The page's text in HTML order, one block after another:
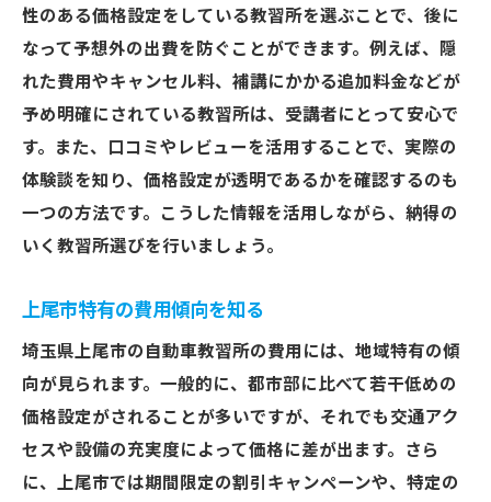
教習の質が違う！上尾市でおすすめの自動車教
習所とは
実績ある教習所の特徴
卒業生の満足度が高い理由
最新設備を備えた施設を選ぶ
パーソナライズドな指導が魅力
安心のサポートとお得な費用を提供する上尾市
の教習所特集
充実したサポート体制の重要性
不安を解消するためのカウンセリング
オンラインサポートの活用
契約前の相談サービスを利用
性のある価格設定をしている教習所を選ぶことで、後に
なって予想外の出費を防ぐことができます。例えば、隠
れた費用やキャンセル料、補講にかかる追加料金などが
予め明確にされている教習所は、受講者にとって安心で
す。また、口コミやレビューを活用することで、実際の
体験談を知り、価格設定が透明であるかを確認するのも
一つの方法です。こうした情報を活用しながら、納得の
いく教習所選びを行いましょう。
上尾市特有の費用傾向を知る
埼玉県上尾市の自動車教習所の費用には、地域特有の傾
向が見られます。一般的に、都市部に比べて若干低めの
価格設定がされることが多いですが、それでも交通アク
セスや設備の充実度によって価格に差が出ます。さら
に、上尾市では期間限定の割引キャンペーンや、特定の